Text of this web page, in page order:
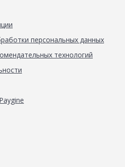
персональных данных
технологий